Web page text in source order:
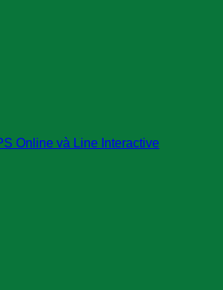
Online và Line Interactive